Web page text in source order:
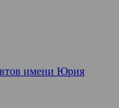
имени Юрия